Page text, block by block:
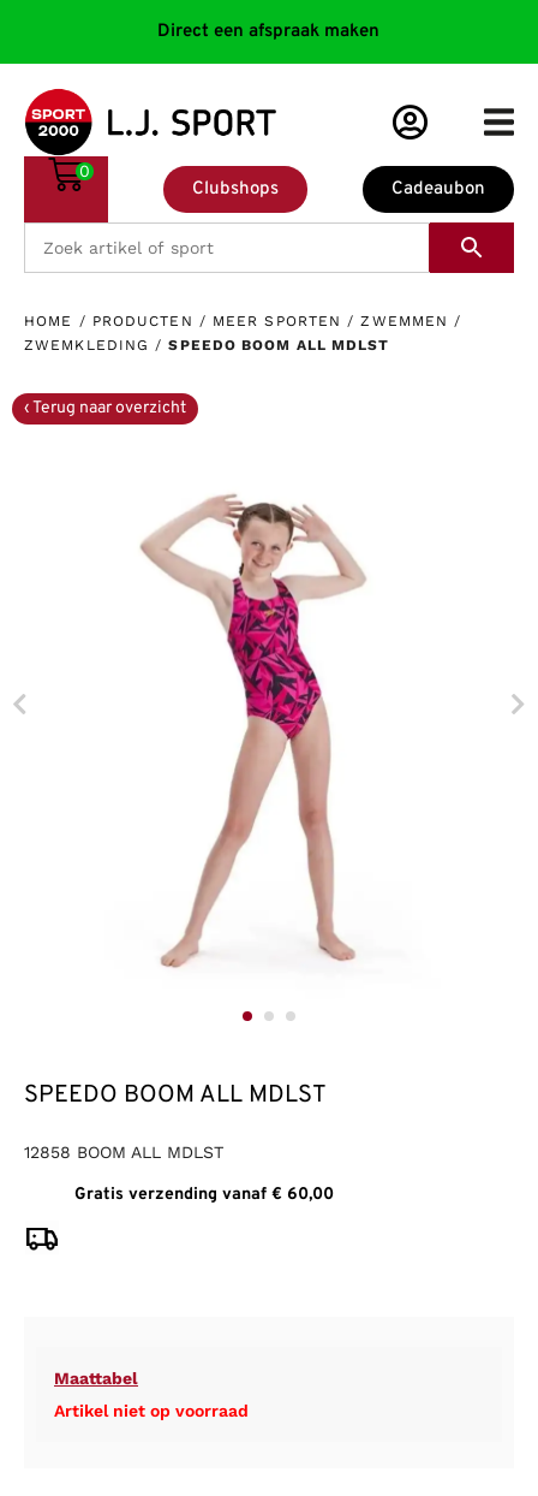
Direct een afspraak maken
Cadeaubon
Clubshops
0
HOME / PRODUCTEN / MEER SPORTEN /ZWEMMEN /
ZWEMKLEDING /SPEEDO BOOM ALL MDLST
SPEEDO BOOM ALL MDLST
12858 BOOM ALL MDLST
Gratis verzending vanaf € 60,00
Maattabel
Artikel niet op voorraad